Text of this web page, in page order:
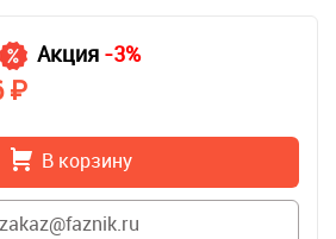
Акция -3%
₽
В корзину
zakaz@faznik.ru